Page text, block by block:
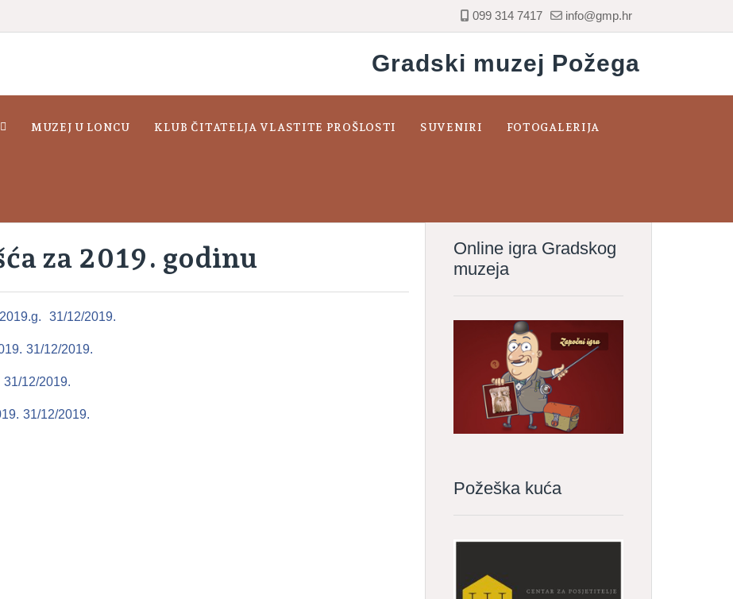
099 314 7417 info@gmp.hr
Gradski muzej Požega
MUZEJ U LONCU KLUB ČITATELJA VLASTITE PROŠLOSTI SUVENIRI FOTOGALERIJA
za 2019. godinu
31/12/2019.
31/12/2019.
31/12/2019.
31/12/2019.
Online igra Gradskog
muzeja
Požeška kuća